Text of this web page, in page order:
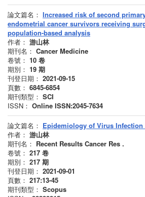
論文篇名： Increased risk of second
endometrial cancer survivors receiving
population-based analysis
作者： 游山林
期刊名： Cancer Medicine
卷號： 10 卷
期別： 19 期
刊登日期： 2021-09-15
頁數： 6845-6854
期刊類型： SCI
ISSN： Online ISSN:2045-7634
論文篇名： Epidemiology of Virus Infection
作者： 游山林
期刊名： Recent Results Cancer Res .
卷號： 217 卷
期別： 217 期
刊登日期： 2021-09-01
頁數： 217:13-45
期刊類型： Scopus